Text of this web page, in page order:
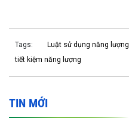
Tags:
Luật sử dụng năng
tiết kiệm năng lượng
TIN MỚI